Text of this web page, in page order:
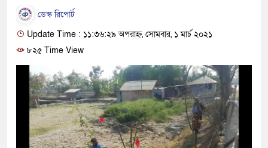
ডেস্ক রিপোর্ট
Update Time : ১১:৩৬:২৯ অপরাহ্ন, সোমবার, ১ মার্চ ২০২১
৮২৫ Time View